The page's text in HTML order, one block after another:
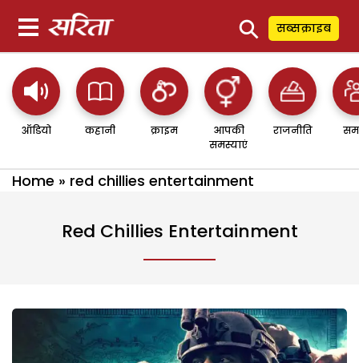
⚲ सब्सक्राइब
ऑडियो कहानी क्राइम
आपकी
समस्याएं
राजनीति
Home » red chillies entertainment
Red Chillies Entertainment